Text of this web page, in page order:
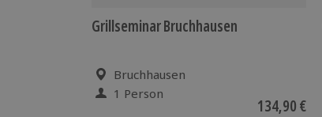
Grillseminar Bruchhausen
Bruchhausen
1 Person
134,90 €